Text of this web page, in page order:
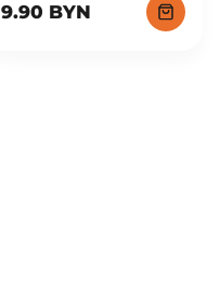
9.90 BYN